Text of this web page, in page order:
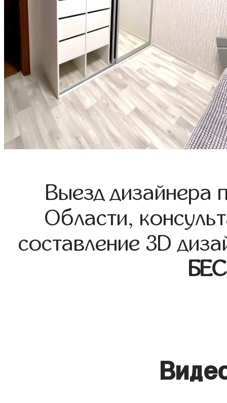
Выезд дизайнера
Области,
составление 3D